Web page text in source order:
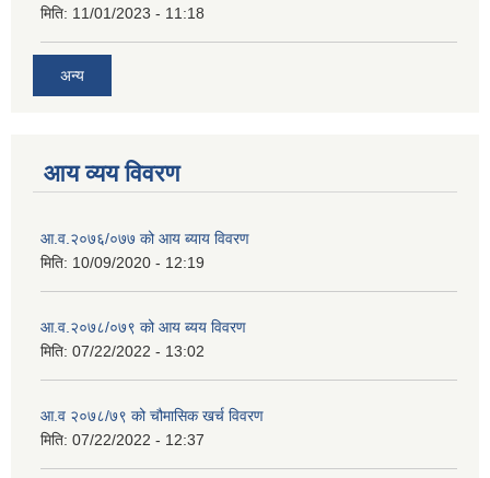
मिति: 11/01/2023 - 11:18
अन्य
आय व्यय विवरण
आ.व.२०७६/०७७ को आय ब्याय विवरण
मिति: 10/09/2020 - 12:19
आ.व.२०७८/०७९ को आय ब्यय विवरण
मिति: 07/22/2022 - 13:02
आ.व २०७८/७९ को चौमासिक खर्च विवरण
मिति: 07/22/2022 - 12:37